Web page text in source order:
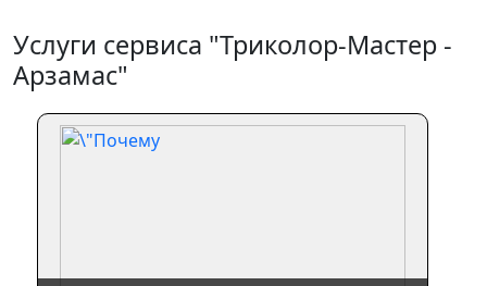
Услуги сервиса "Триколор-Мастер -
Арзамас"